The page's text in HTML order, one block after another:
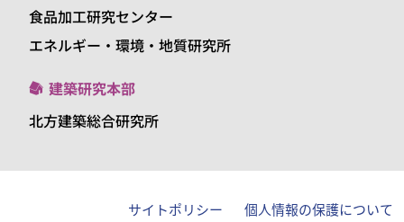
食品加工研究センター
エネルギー・環境・地質研究所
建築研究本部
北方建築総合研究所
サイトポリシー 個人情報の保護について